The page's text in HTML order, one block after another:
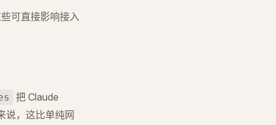
可直接影响接入
把 Claude
说，这比单纯网